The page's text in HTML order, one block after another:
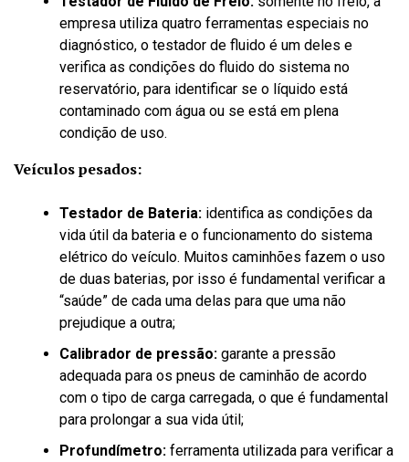
empresa utiliza quatro ferramentas especiais no
diagnóstico, o testador de fluido é um deles e
verifica as condições do fluido do sistema no
reservatório, para identificar se o líquido está
contaminado com água ou se está em plena
condição de uso.
Veículos pesados:
Testador de Bateria: identifica as condições da
vida útil da bateria e o funcionamento do sistema
elétrico do veículo. Muitos caminhões fazem o uso
de duas baterias, por isso é fundamental verificar a
“saúde” de cada uma delas para que uma não
prejudique a outra;
Calibrador de pressão: garante a pressão
adequada para os pneus de caminhão de acordo
com o tipo de carga carregada, o que é fundamental
para prolongar a sua vida útil;
Profundímetro: ferramenta utilizada para verificar a